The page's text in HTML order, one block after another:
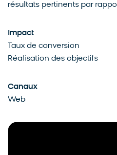
résultats pertinents par
Impact
Taux de conversion
Réalisation des objectifs
Canaux
Web